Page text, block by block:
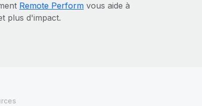
Remote Performvous aide à
plus d'impact.